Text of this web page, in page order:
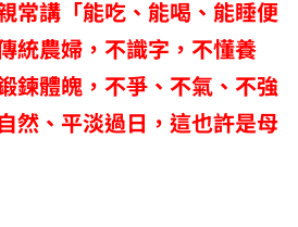
常講「能吃、能喝、能睡便
統農婦，不識字，不懂養
鍊體魄，不爭、不氣、不強
然、平淡過日，這也許是母